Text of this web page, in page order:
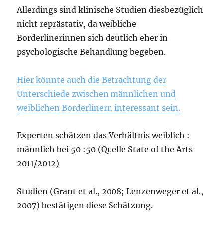
Allerdings sind klinische Studien diesbezüglich
nicht reprästativ, da weibliche
Borderlinerinnen sich deutlich eher in
psychologische Behandlung begeben.
Hier könnte auch die Betrachtung der
Unterschiede zwischen männlichen und
weiblichen Borderlinern interessant sein.
Experten schätzen das Verhältnis weiblich :
männlich bei 50 :50 (Quelle State of the Arts
2011/2012)
Studien (Grant et al., 2008; Lenzenweger et al.,
2007) bestätigen diese Schätzung.